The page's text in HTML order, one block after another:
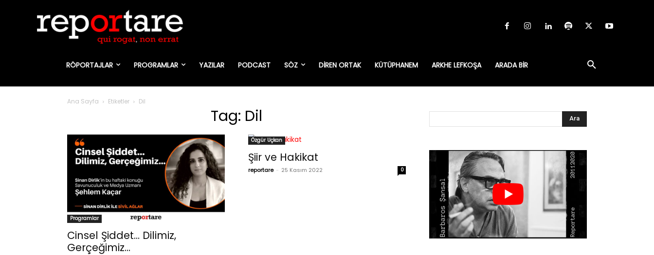
RÖPORTAJLAR PROGRAMLAR YAZILAR PODCAST SÖZ DIREN ORTAK KÜTÜPHANEM ARKHE LEFKOŞA ARADA BIR
Ana Sayfa Etiketler Dil
Tag: Dil
Programlar
Cinsel Şiddet… Dilimiz,
Gerçeğimiz…
Özgür Uçkan
Şiir ve Hakikat
reportare - 25 Kasım 2022 0